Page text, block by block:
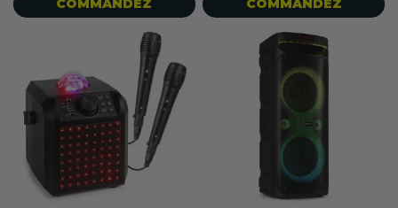
COMMANDEZ COMMANDEZ